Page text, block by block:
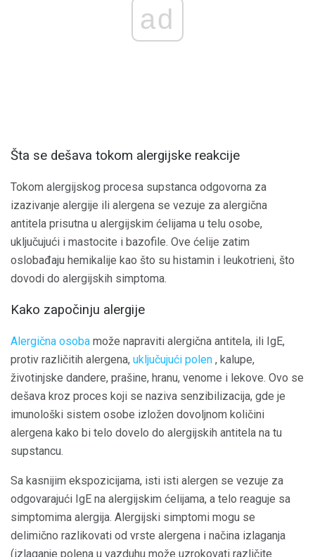
ad
Šta se dešava tokom alergijske reakcije
Tokom alergijskog procesa supstanca odgovorna za
izazivanje alergije ili alergena se vezuje za alergična
antitela prisutna u alergijskim ćelijama u telu osobe,
uključujući i mastocite i bazofile. Ove ćelije zatim
oslobađaju hemikalije kao što su histamin i leukotrieni, što
dovodi do alergijskih simptoma.
Kako započinju alergije
Alergična osoba može napraviti alergična antitela, ili IgE,
protiv različitih alergena, uključujući polen , kalupe,
životinjske dandere, prašine, hranu, venome i lekove. Ovo se
dešava kroz proces koji se naziva senzibilizacija, gde je
imunološki sistem osobe izložen dovoljnom količini
alergena kako bi telo dovelo do alergijskih antitela na tu
supstancu.
Sa kasnijim ekspozicijama, isti isti alergen se vezuje za
odgovarajući IgE na alergijskim ćelijama, a telo reaguje sa
simptomima alergija. Alergijski simptomi mogu se
delimično razlikovati od vrste alergena i načina izlaganja
(izlaganje polena u vazduhu može uzrokovati različite